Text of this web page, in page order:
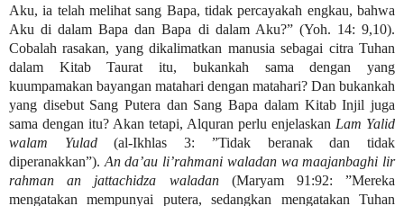
Aku, ia telah melihat sang Bapa, tidak percayakah engkau, bahwa
Aku di dalam Bapa dan Bapa di dalam Aku?” (Yoh. 14: 9,10).
Cobalah rasakan, yang dikalimatkan manusia sebagai citra Tuhan
dalam Kitab Taurat itu, bukankah sama dengan yang
kuumpamakan bayangan matahari dengan matahari? Dan bukankah
yang disebut Sang Putera dan Sang Bapa dalam Kitab Injil juga
sama dengan itu? Akan tetapi, Alquran perlu enjelaskan Lam Yalid
walam Yulad(al-Ikhlas 3: ”Tidak beranak dan tidak
diperanakkan”). An da’au li’rahmani waladan wa maajanbaghi lir
rahman an jattachidza waladan(Maryam 91:92: ”Mereka
mengatakan mempunyai putera, sedangkan mengatakan Tuhan